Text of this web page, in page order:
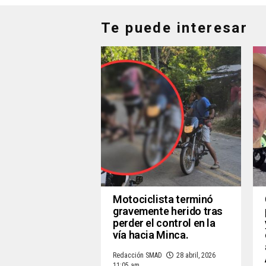
Te puede interesar
Motociclista terminó
gravemente herido tras
perder el control en la
vía hacia Minca.
Redacción SMAD
28 abril, 2026